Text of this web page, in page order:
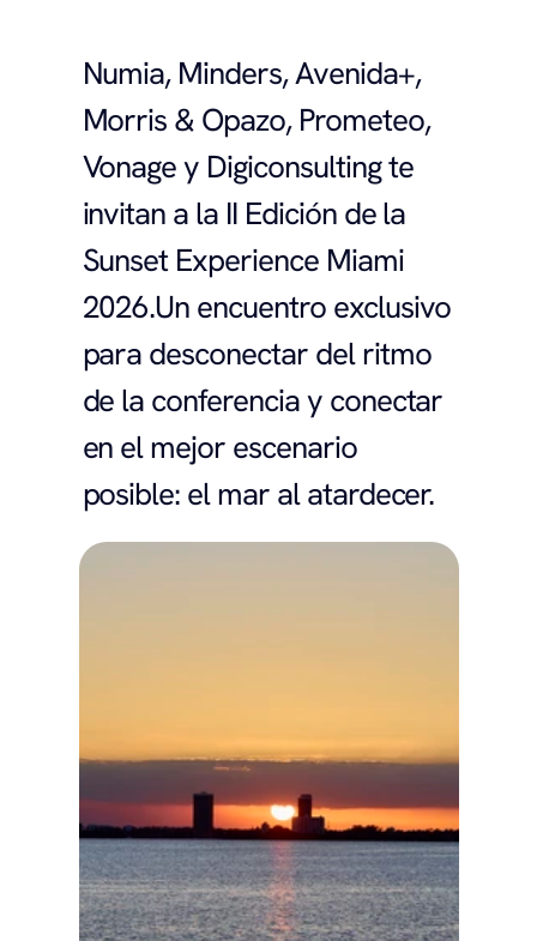
Numia, Minders, Avenida+,
Morris & Opazo, Prometeo,
Vonage y Digiconsulting te
invitan a la II Edición de la
Sunset Experience Miami
2026.Un encuentro exclusivo
para desconectar del ritmo
de la conferencia y conectar
en el mejor escenario
posible: el mar al atardecer.